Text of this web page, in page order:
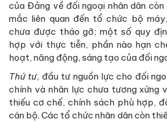
của Đảng về đối ngoại nhân dân
mắc liên quan đến tổ chức bộ
chưa được tháo gỡ; một số quy
hợp với thực tiễn, phần nào hạn
hoạt, năng động, sáng tạo của đối
Thứ tư, đầu tư nguồn lực cho đối
chính và nhân lực chưa tương xứng
thiếu cơ chế, chính sách phù hợp,
cán bộ. Các tổ chức nhân dân còn